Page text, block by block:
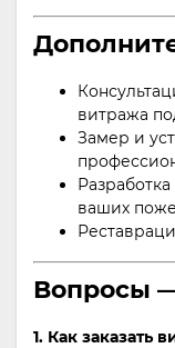
витража
Замер и
ваших
Вопросы
1. Как заказать